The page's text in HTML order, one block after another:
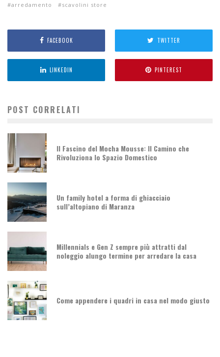
arredamento scavolini store
FACEBOOK TWITTER
LINKEDIN PINTEREST
POST CORRELATI
Il Fascino del Mocha Mousse: Il Camino che
Rivoluziona lo Spazio Domestico
Un family hotel a forma di ghiacciaio
sull’altopiano di Maranza
Millennials e Gen Z sempre più attratti dal
noleggio alungo termine per arredare la casa
Come appendere i quadri in casa nel modo giusto